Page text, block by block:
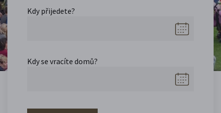
Kdy přijedete?
Kdy se vracíte domů?